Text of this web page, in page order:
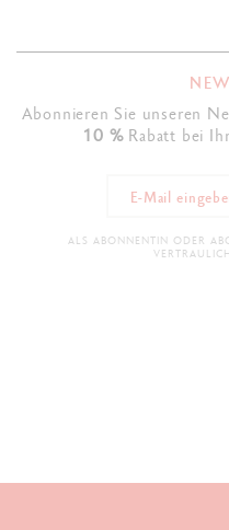
Abonnieren Sie unseren
10 %Rabatt bei
ALS ABONNENTIN ODER